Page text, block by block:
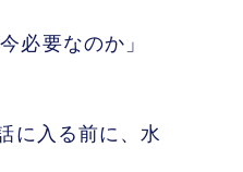
必要なのか」
に入る前に、水